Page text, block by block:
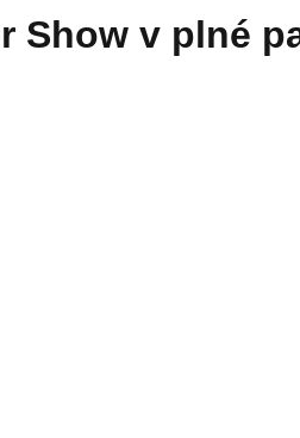
Show v plné